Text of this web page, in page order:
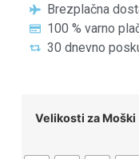
Brezplačna
100 % varno
30 dnevno
Velikosti za Moški